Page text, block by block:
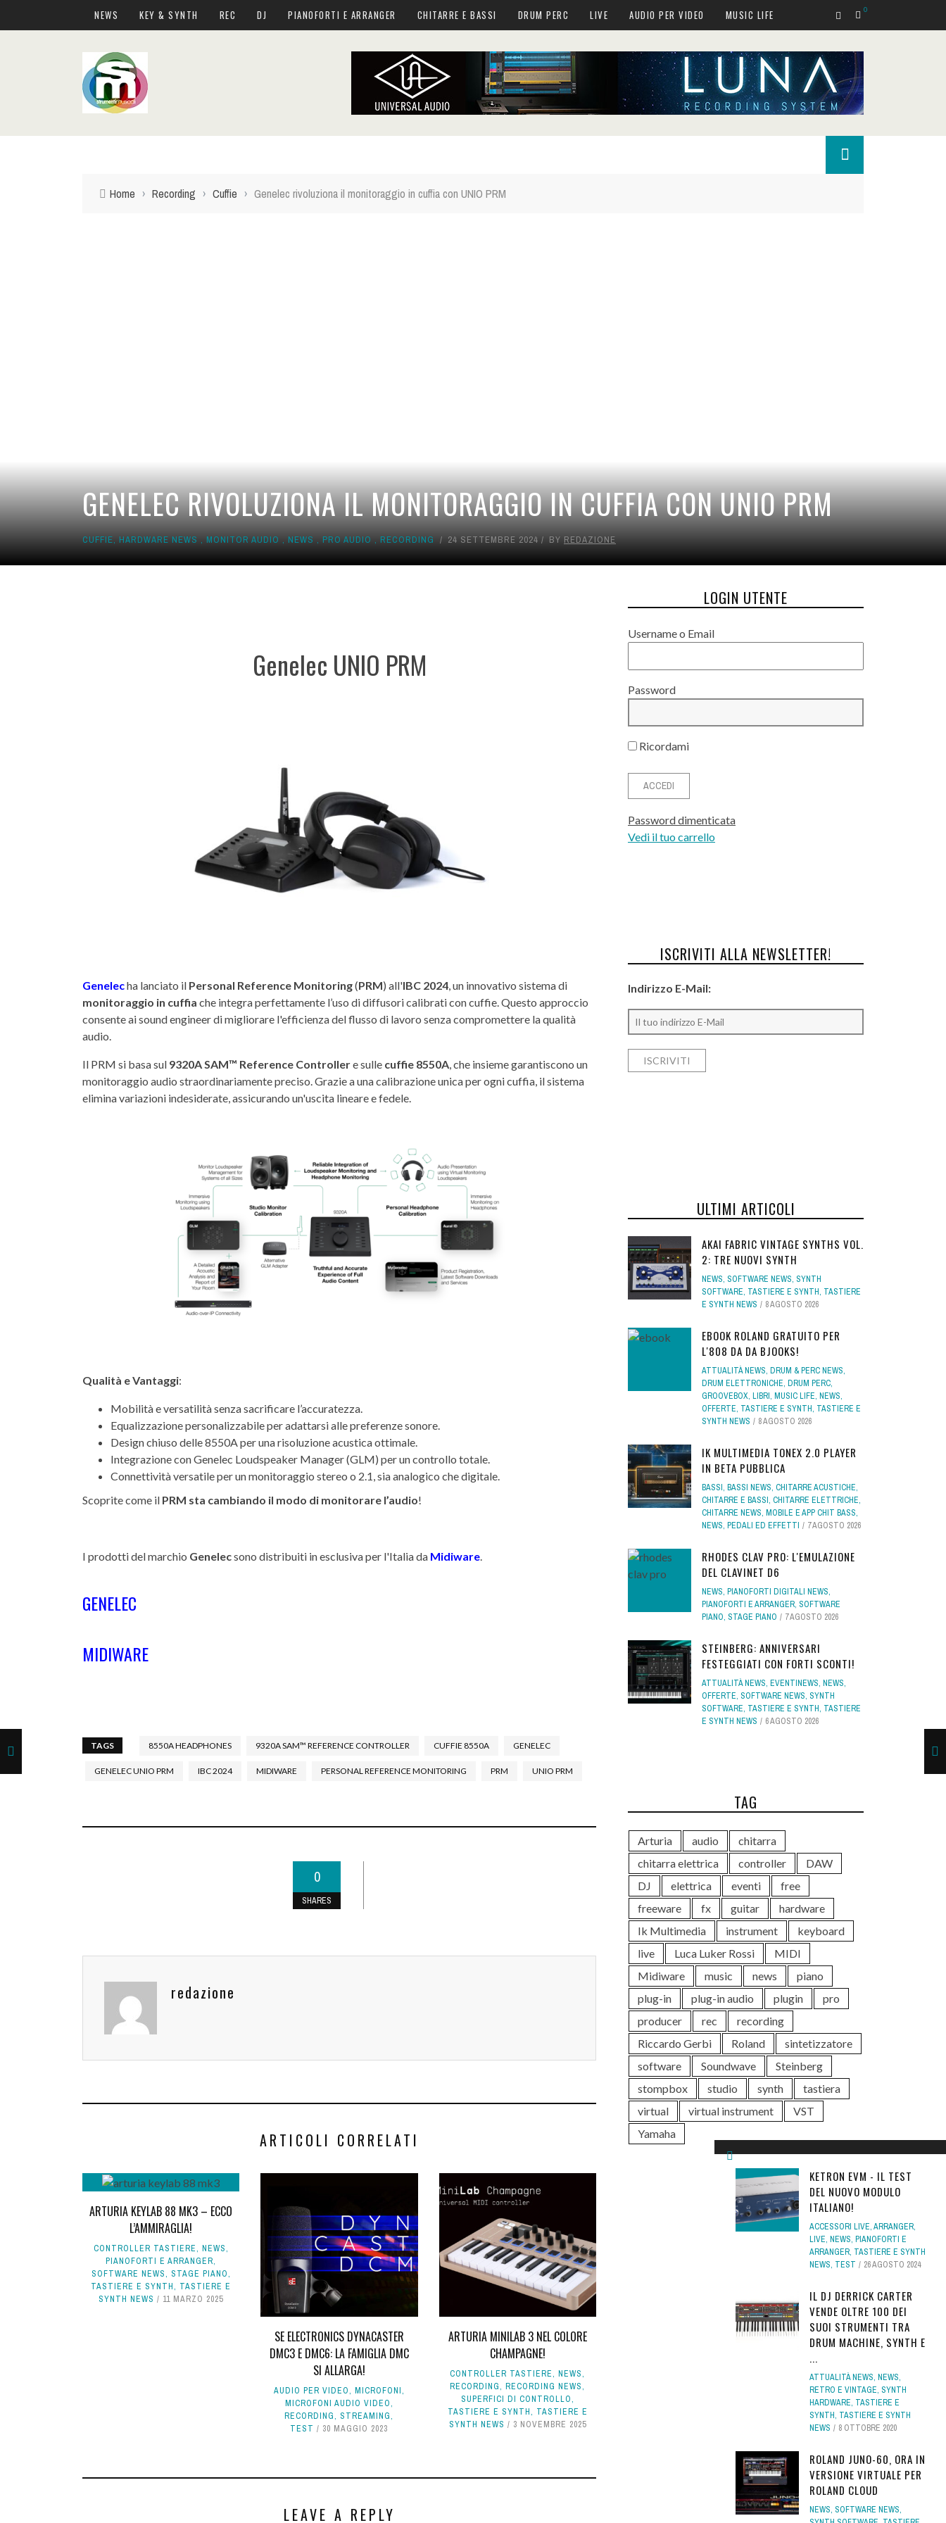
NEWS KEY & SYNTH REC DJ PIANOFORTI E ARRANGER CHITARRE E BASSI DRUM PERC LIVE AUDIO PER VIDEO MUSIC LIFE 0
Home › Recording › Cuffie › Genelec rivoluziona il monitoraggio in cuffia con UNIO PRM
GENELEC RIVOLUZIONA IL MONITORAGGIO IN CUFFIA CON UNIO PRM
CUFFIE, HARDWARE NEWS , MONITOR AUDIO , NEWS , PRO AUDIO , RECORDING 24 SETTEMBRE 2024 BY REDAZIONE
Genelec UNIO PRM
Genelecha lanciato il Personal Reference Monitoring(PRM) all'IBC 2024 , un innovativo sistema di
monitoraggio in cuffia che integra perfettamente l’uso di diffusori calibrati con cuffie. Questo approccio
consente ai sound engineer di migliorare l'efficienza del flusso di lavoro senza compromettere la qualità
audio.
Il PRM si basa sul 9320A SAM™ Reference Controllere sulle cuffie 8550A , che insieme garantiscono un
monitoraggio audio straordinariamente preciso. Grazie a una calibrazione unica per ogni cuffia, il sistema
elimina variazioni indesiderate, assicurando un'uscita lineare e fedele.
Qualità e Vantaggi:
Mobilità e versatilità senza sacrificare l’accuratezza.
Equalizzazione personalizzabile per adattarsi alle preferenze sonore.
Design chiuso delle 8550A per una risoluzione acustica ottimale.
Integrazione con Genelec Loudspeaker Manager (GLM) per un controllo totale.
Connettività versatile per un monitoraggio stereo o 2.1, sia analogico che digitale.
Scoprite come il PRM sta cambiando il modo di monitorare l’audio!
I prodotti del marchio Genelecsono distribuiti in esclusiva per l'Italia da Midiware.
GENELEC
MIDIWARE
TAGS 8550A HEADPHONES 9320A SAM™ REFERENCE CONTROLLER CUFFIE 8550A GENELEC
GENELEC UNIO PRM IBC 2024 MIDIWARE PERSONAL REFERENCE MONITORING PRM UNIO PRM
0
SHARES
redazione
ARTICOLI CORRELATI
ARTURIA KEYLAB 88 MK3 – ECCO
L’AMMIRAGLIA!
CONTROLLER TASTIERE, NEWS,
PIANOFORTI E ARRANGER,
SOFTWARE NEWS, STAGE PIANO,
TASTIERE E SYNTH, TASTIERE E
SYNTH NEWS
11 MARZO 2025
SE ELECTRONICS DYNACASTER
DMC3 E DMC6: LA FAMIGLIA DMC
SI ALLARGA!
AUDIO PER VIDEO, MICROFONI,
MICROFONI AUDIO VIDEO,
RECORDING, STREAMING,
TEST
30 MAGGIO 2023
ARTURIA MINILAB 3 NEL COLORE
CHAMPAGNE!
CONTROLLER TASTIERE,NEWS,
RECORDING,RECORDING NEWS,
SUPERFICI DI CONTROLLO,
TASTIERE E SYNTH, TASTIERE E
SYNTH NEWS
3 NOVEMBRE 2025
LEAVE A REPLY
KETRON EVM - IL TEST
DEL NUOVO MODULO
ITALIANO!
ACCESSORI LIVE,ARRANGER,
LIVE, NEWS, PIANOFORTI E
ARRANGER, TASTIERE E SYNTH
NEWS, TEST 26 AGOSTO 2024
IL DJ DERRICK CARTER
VENDE OLTRE 100 DEI
SUOI STRUMENTI TRA
DRUM MACHINE, SYNTH E
...
ATTUALITÀ NEWS, NEWS,
RETRO E VINTAGE, SYNTH
HARDWARE, TASTIERE E
SYNTH, TASTIERE E SYNTH
NEWS
8 OTTOBRE 2020
ROLAND JUNO-60, ORA IN
VERSIONE VIRTUALE PER
ROLAND CLOUD
NEWS, SOFTWARE NEWS,
LOGIN UTENTE
Username o Email
Password
Ricordami
Password dimenticata
Vedi il tuo carrello
ISCRIVITI ALLA NEWSLETTER!
Indirizzo E-Mail:
ULTIMI ARTICOLI
AKAI FABRIC VINTAGE SYNTHS VOL.
2: TRE NUOVI SYNTH
NEWS, SOFTWARE NEWS, SYNTH
SOFTWARE, TASTIERE E SYNTH, TASTIERE
E SYNTH NEWS
8 AGOSTO 2026
EBOOK ROLAND GRATUITO PER
L'808 DA DA BJOOKS!
ATTUALITÀ NEWS, DRUM & PERC NEWS,
DRUM ELETTRONICHE, DRUM PERC,
GROOVEBOX, LIBRI, MUSIC LIFE, NEWS,
OFFERTE, TASTIERE E SYNTH, TASTIERE E
SYNTH NEWS
8 AGOSTO 2026
IK MULTIMEDIA TONEX 2.0 PLAYER
IN BETA PUBBLICA
BASSI, BASSI NEWS, CHITARRE ACUSTICHE,
CHITARRE E BASSI, CHITARRE ELETTRICHE,
CHITARRE NEWS, MOBILE E APP CHIT BASS,
NEWS, PEDALI ED EFFETTI 7 AGOSTO 2026
RHODES CLAV PRO: L'EMULAZIONE
DEL CLAVINET D6
NEWS, PIANOFORTI DIGITALI NEWS,
PIANOFORTI E ARRANGER, SOFTWARE
PIANO, STAGE PIANO 7 AGOSTO 2026
STEINBERG: ANNIVERSARI
FESTEGGIATI CON FORTI SCONTI!
ATTUALITÀ NEWS, EVENTINEWS, NEWS,
OFFERTE, SOFTWARE NEWS, SYNTH
SOFTWARE, TASTIERE E SYNTH, TASTIERE
E SYNTH NEWS
6 AGOSTO 2026
TAG
Arturia audio
chitarra
chitarra elettrica
controller
DAW
DJ
elettrica eventi
free
freeware
fx guitar
hardware
Ik Multimedia
instrument
keyboard
live
Luca Luker Rossi
MIDI
Midiware
music news
piano
plug-in
plug-in audio plugin
pro
producer
rec
recording
Riccardo Gerbi
Roland
sintetizzatore
software
Soundwave
Steinberg
stompbox
studio synth
tastiera
virtual
virtual instrument
VST
Yamaha